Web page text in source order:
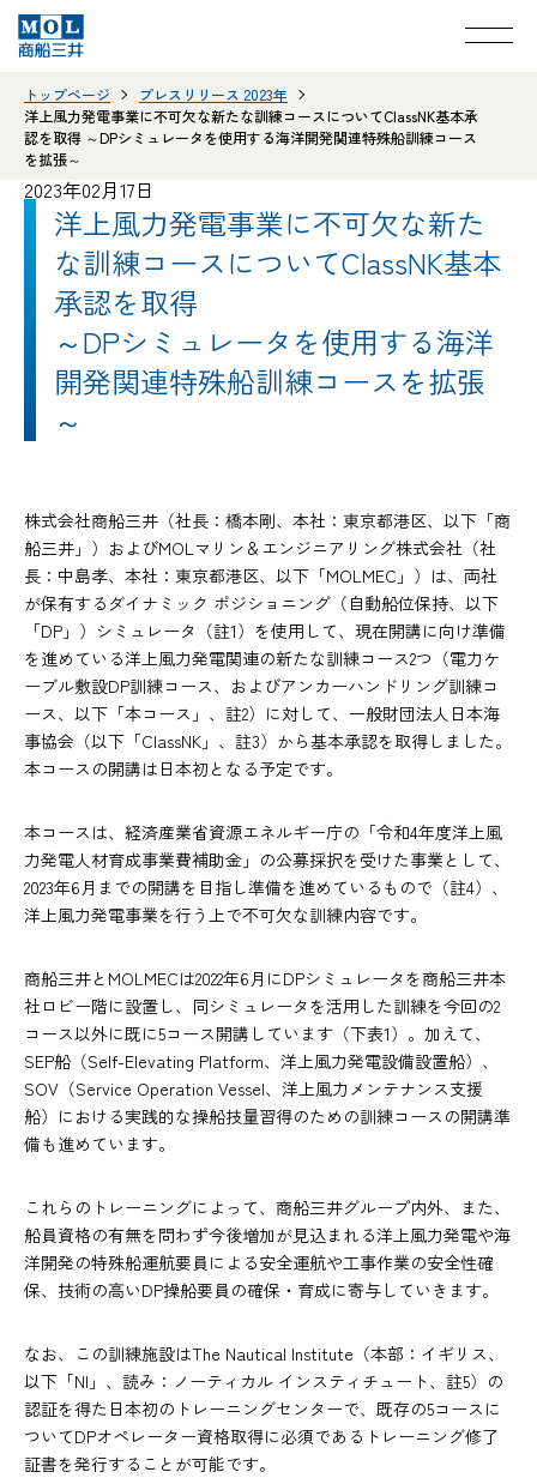
トップページ
プレスリリース 2023年
洋上風力発電事業に不可欠な新たな訓練コースについてClassNK基本承
認を取得 ～DPシミュレータを使用する海洋開発関連特殊船訓練コース
を拡張～
2023年02月17日
洋上風力発電事業に不可欠な新た
な訓練コースについてClassNK基本
承認を取得
～DPシミュレータを使用する海洋
開発関連特殊船訓練コースを拡張
～
株式会社商船三井（社長：橋本剛、本社：東京都港区、以下「商
船三井」）およびMOLマリン＆エンジニアリング株式会社（社
長：中島孝、本社：東京都港区、以下「MOLMEC」）は、両社
が保有するダイナミック ポジショニング（自動船位保持、以下
「DP」）シミュレータ（註1）を使用して、現在開講に向け準備
を進めている洋上風力発電関連の新たな訓練コース2つ（電力ケ
ーブル敷設DP訓練コース、およびアンカーハンドリング訓練コ
ース、以下「本コース」、註2）に対して、一般財団法人日本海
事協会（以下「ClassNK」、註3）から基本承認を取得しました。
本コースの開講は日本初となる予定です。
本コースは、経済産業省資源エネルギー庁の「令和4年度洋上風
力発電人材育成事業費補助金」の公募採択を受けた事業として、
2023年6月までの開講を目指し準備を進めているもので（註4）、
洋上風力発電事業を行う上で不可欠な訓練内容です。
商船三井とMOLMECは2022年6月にDPシミュレータを商船三井本
社ロビー階に設置し、同シミュレータを活用した訓練を今回の2
コース以外に既に5コース開講しています（下表1）。加えて、
SEP船（Self-Elevating Platform、洋上風力発電設備設置船）、
SOV（Service Operation Vessel、洋上風力メンテナンス支援
船）における実践的な操船技量習得のための訓練コースの開講準
備も進めています。
これらのトレーニングによって、商船三井グループ内外、また、
船員資格の有無を問わず今後増加が見込まれる洋上風力発電や海
洋開発の特殊船運航要員による安全運航や工事作業の安全性確
保、技術の高いDP操船要員の確保・育成に寄与していきます。
なお、この訓練施設はThe Nautical Institute（本部：イギリス、
以下「NI」、読み：ノーティカル インスティチュート、註5）の
認証を得た日本初のトレーニングセンターで、既存の5コースに
ついてDPオペレーター資格取得に必須であるトレーニング修了
証書を発行することが可能です。